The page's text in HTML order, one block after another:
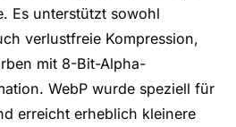
Es unterstützt sowohl
verlustfreie Kompression,
mit 8-Bit-Alpha-
WebP wurde speziell für
erreicht erheblich kleinere